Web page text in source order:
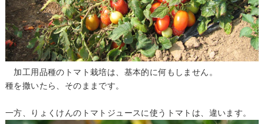
加工用品種のトマト栽培は、基本的に何もしません。
種を撒いたら、そのままです。
一方、りょくけんのトマトジュースに使うトマトは、違います。